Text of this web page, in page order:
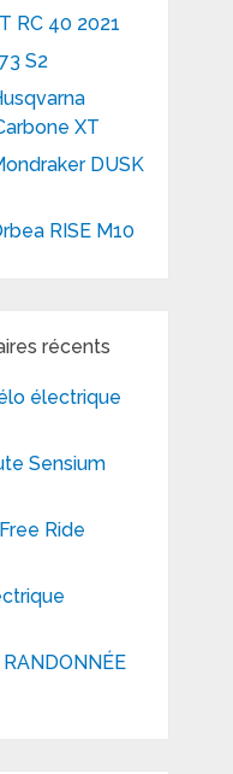
RC 40 2021
S2
XT
DUSK
RISE M10
récents
électrique
Sensium
Ride